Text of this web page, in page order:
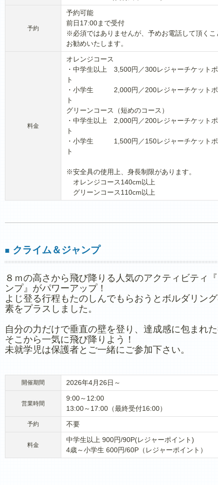
予約
予約可能
前日17:00まで受付
※必須ではありませんが、予めお電話して頂くこ
お勧めいたします。
料金
オレンジコース
・中学生以上 3,500円／300レジャーチケット
ト
・小学生 2,000円／200レジャーチケットポ
ト
グリーンコース（短めのコース）
・中学生以上 2,000円／200レジャーチケット
ト
・小学生 1,500円／150レジャーチケットポ
ト
※安全具の使用上、身長制限があります。
オレンジコース140cm以上
グリーンコース110cm以上
■ クライム＆ジャンプ
８ｍの高さから飛び降りる人気のアクティビティ
ンプ』がパワーアップ！
よじ登る行程もたのしんでもらおうとボルダリン
素をプラスしました。
自分の力だけで垂直の壁を登り、達成感に包まれ
そこから一気に飛び降りよう！
未就学児は保護者とご一緒にご参加下さい。
開催期間 2026年4月26日～
営業時間
9:00～12:00
13:00～17:00（最終受付16:00）
予約 不要
料金
中学生以上 900円/90P(レジャーポイント)
4歳～小学生 600円/60P（レジャーポイント）